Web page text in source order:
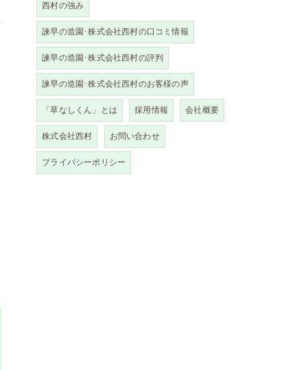
西村の強み
諫早の造園･株式会社西村の口コミ情報
諫早の造園･株式会社西村の評判
諫早の造園･株式会社西村のお客様の声
「草なしくん」とは 採用情報 会社概要
株式会社西村 お問い合わせ
プライバシーポリシー